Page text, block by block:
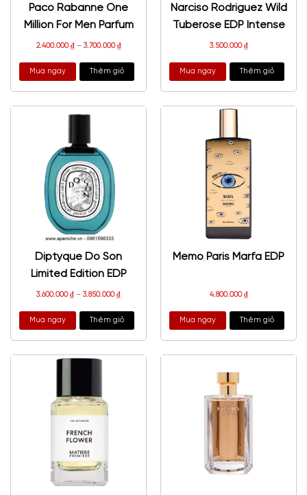
Paco Rabanne One
Million For Men Parfum
2.400.000₫– 3.700.000₫
Mua ngay Thêm giỏ
Narciso Rodriguez Wild
Tuberose EDP Intense
3.500.000₫
Mua ngay Thêm giỏ
Diptyque Do Son
Limited Edition EDP
3.600.000₫ – 3.850.000₫
Mua ngay Thêm giỏ
Memo Paris Marfa EDP
4.800.000₫
Mua ngay Thêm giỏ